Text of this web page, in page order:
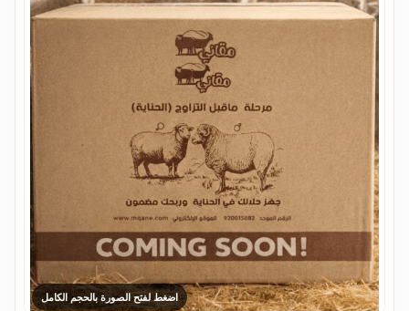
اضغط لفتح الصورة بالحجم الكامل